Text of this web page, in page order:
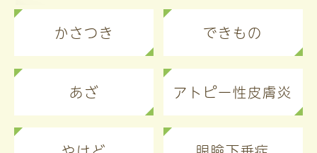
かさつき できもの
あざ アトピー性皮膚炎